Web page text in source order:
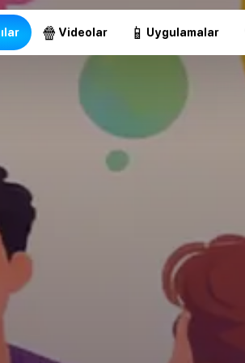
🍿 Videolar 📱 Uygulamalar